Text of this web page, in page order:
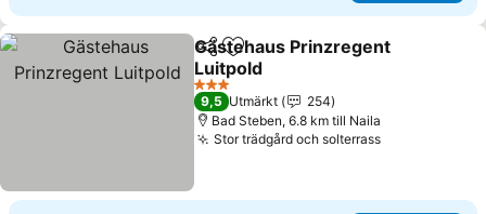
Dela Lägg till i Mina Favoriter
Gästehaus Prinzregent
Luitpold
3 Stjärnor
9,5 Utmärkt
254
Bad Steben, 6.8 km till Naila
Stor trädgård och solterrass